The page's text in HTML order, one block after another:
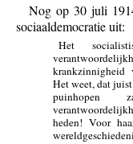
Nog op 30 juli
sociaaldemocratie uit:
Het
krankzinnigheid
Het weet, dat
puinhopen
heden! Voor